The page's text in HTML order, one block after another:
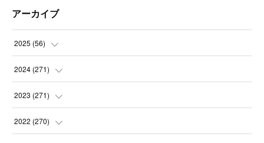
アーカイブ
2025 (56)
(14
(21
(21
2024 (271)
(21
(22
2023 (271)
(22
2022 (270)